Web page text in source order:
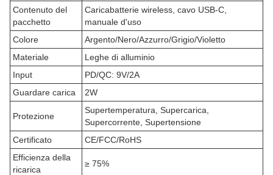
Contenuto del
pacchetto
Caricabatterie wireless, cavo USB-C,
manuale d'uso
Colore
Argento/Nero/Azzurro/Grigio/Violetto
Materiale
Leghe di alluminio
Input
PD/QC: 9V/2A
Guardare carica
2W
Protezione
Supertemperatura, Supercarica,
Supercorrente, Supertensione
Certificato
CE/FCC/RoHS
Efficienza della
ricarica
≥ 75%